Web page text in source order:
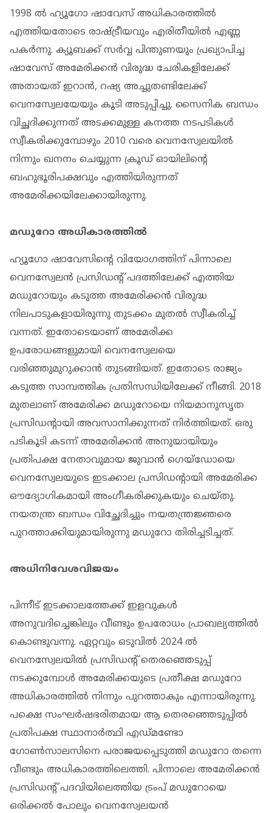
1998 ല്‍ ഹ്യൂഗോ ഷാവേസ് അധികാരത്തില്‍
എത്തിയതോടെ രാഷ്ട്രീയവും എരിതീയില്‍ എണ്ണ
പകർന്നു. ക്യൂബക്ക് സർവ്വ പിന്തുണയും പ്രഖ്യാപിച്ച
ഷാവേസ് അമേരിക്കന്‍ വിരുദ്ധ ചേരികളിലേക്ക്
അതായത് ഇറാന്‍, റഷ്യ അച്ചുതണ്ടിലേക്ക്
വെനസ്വേലയേയും കൂടി അടുപ്പിച്ചു. സൈനിക ബന്ധം
വിച്ഛദിക്കുന്നത് അടക്കമുള്ള കനത്ത നടപടികള്‍
സ്വീകരിക്കുമ്പോഴും 2010 വരെ വെനസ്വേലയില്‍
നിന്നും ഖനനം ചെയ്യുന്ന ക്രൂഡ് ഓയിലിന്‍റെ
ബഹുഭൂരിപക്ഷവും എത്തിയിരുന്നത്
അമേരിക്കയിലേക്കായിരുന്നു.
മഡുറോ അധികാരത്തില്‍
ഹ്യൂഗോ ഷാവേസിന്‍റെ വിയോഗത്തിന് പിന്നാലെ
വെനസ്വേലന്‍ പ്രസിഡന്‍റ് പദത്തിലേക്ക് എത്തിയ
മഡുറോയും കടുത്ത അമേരിക്കന്‍ വിരുദ്ധ
നിലപാടുകളായിരുന്നു തുടക്കം മുതല്‍ സ്വീകരിച്ച്
വന്നത്. ഇതോടെയാണ് അമേരിക്ക
ഉപരോധങ്ങളുമായി വെനസ്വേലയെ
വരിഞ്ഞുമുറുക്കാന്‍ തുടങ്ങിയത്. ഇതോടെ രാജ്യം
കടുത്ത സാമ്പത്തിക പ്രതിസന്ധിയിലേക്ക് നീങ്ങി. 2018
മുതലാണ് അമേരിക്ക മഡുറോയെ നിയമാനുസൃത
പ്രസിഡന്റായി അവസാനിക്കുന്നത് നിർത്തിയത്. ഒരു
പടികൂടി കടന്ന് അമേരിക്കന്‍ അനുയായിയും
പ്രതിപക്ഷ നേതാവുമായ ജുവാന്‍ ഗെയ്ഡോയെ
വെനസ്വേലയുടെ ഇടക്കാല പ്രസിഡന്റായി അമേരിക്ക
ഔദ്യോഗികമായി അംഗീകരിക്കുകയും ചെയ്തു.
നയതന്ത്ര ബന്ധം വിച്ഛേദിച്ചും നയതന്ത്രജ്ഞരെ
പുറത്താക്കിയുമായിരുന്നു മഡുറോ തിരിച്ചടിച്ചത്.
അധിനിവേശവിജയം
പിന്നീട് ഇടക്കാലത്തേക്ക് ഇളവുകള്‍
അനുവദിച്ചെങ്കിലും വീണ്ടും ഉപരോധം പ്രാബല്യത്തില്‍
കൊണ്ടുവന്നു. ഏറ്റവും ഒടുവില്‍ 2024 ല്‍
വെനസ്വേലയില്‍ പ്രസിഡന്‍റ് തെരഞ്ഞെടുപ്പ്
നടക്കുമ്പോള്‍ അമേരിക്കയുടെ പ്രതീക്ഷ മഡുറോ
അധികാരത്തില്‍ നിന്നും പുറത്താകും എന്നായിരുന്നു.
പക്ഷെ സംഘർഷഭരിതമായ ആ തെരഞ്ഞെടുപ്പില്‍
പ്രതിപക്ഷ സ്ഥാനാർത്ഥി എഡ്മണ്ടോ
ഗോണ്‍സാലസിനെ പരാജയപ്പെടുത്തി മഡുറോ തന്നെ
വീണ്ടും അധികാരത്തിലെത്തി. പിന്നാലെ അമേരിക്കന്‍
പ്രസിഡന്‍റ് പദവിയിലെത്തിയ ട്രംപ് മഡുറോയെ
ഒരിക്കല്‍ പോലും വെനസ്വേലയന്‍